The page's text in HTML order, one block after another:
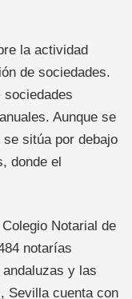
la actividad
de sociedades.
sociedades
Aunque se
sitúa por debajo
donde el
Notarial de
notarías
y las
Sevilla cuenta con